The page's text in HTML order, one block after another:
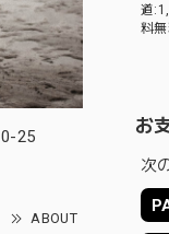
25
ABOUT
道
料無
お
次